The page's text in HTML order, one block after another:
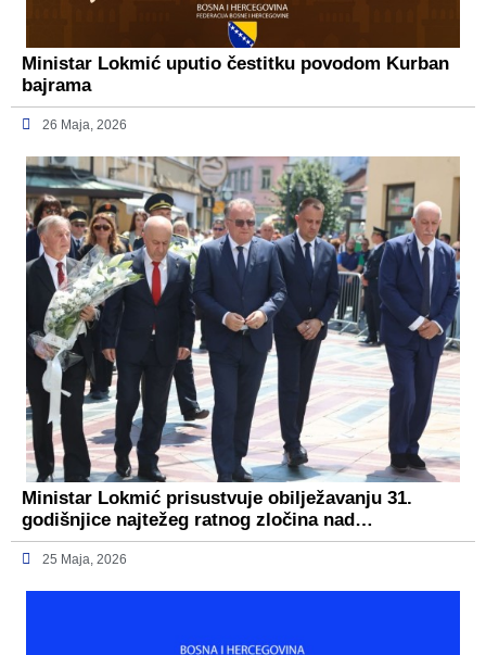
Ministar Lokmić uputio čestitku povodom Kurban
bajrama
26 Maja, 2026
Ministar Lokmić prisustvuje obilježavanju 31.
godišnjice najtežeg ratnog zločina nad…
25 Maja, 2026